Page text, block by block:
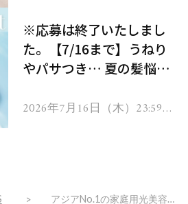
※応募は終了いたしまし
た。【7/16まで】うねり
やパサつき… 夏の髪悩み
ムを13名様にプレゼン
2026年7月16日（木）23:59ま
アジアNo.1の家庭用光美容器「JOVS」待望の日本国内初POP-UPイベントが4月19日（火）～5月2日（月）で開催決定！